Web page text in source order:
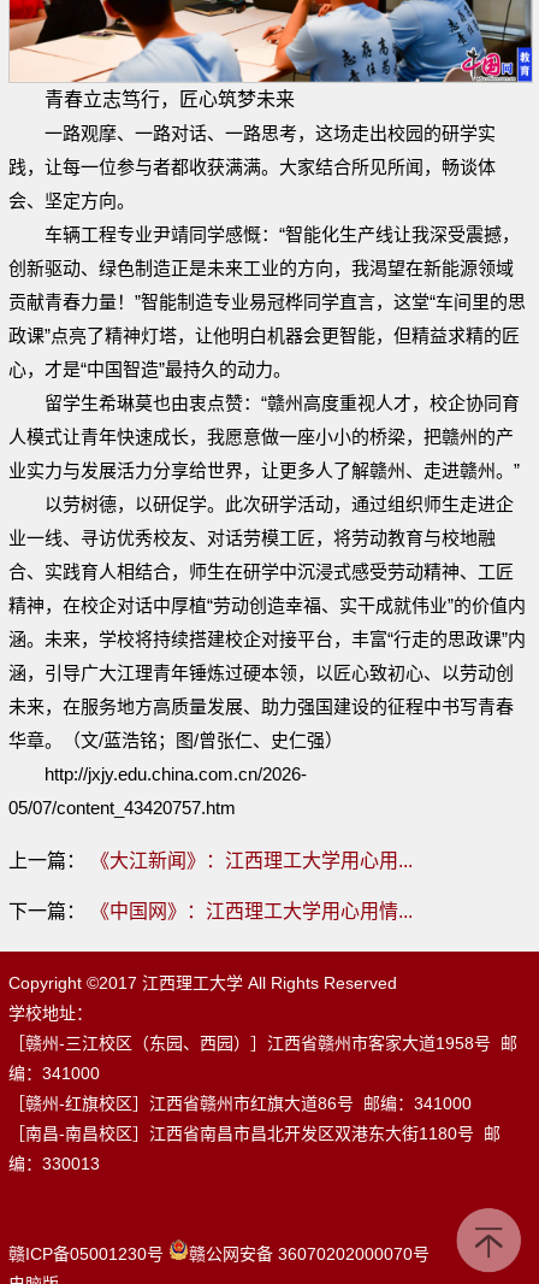
青春立志笃行，匠心筑梦未来
一路观摩、一路对话、一路思考，这场走出校园的研学实
践，让每一位参与者都收获满满。大家结合所见所闻，畅谈体
会、坚定方向。
车辆工程专业尹靖同学感慨：“智能化生产线让我深受震撼，
创新驱动、绿色制造正是未来工业的方向，我渴望在新能源领域
贡献青春力量！”智能制造专业易冠桦同学直言，这堂“车间里的思
政课”点亮了精神灯塔，让他明白机器会更智能，但精益求精的匠
心，才是“中国智造”最持久的动力。
留学生希琳莫也由衷点赞：“赣州高度重视人才，校企协同育
人模式让青年快速成长，我愿意做一座小小的桥梁，把赣州的产
业实力与发展活力分享给世界，让更多人了解赣州、走进赣州。”
以劳树德，以研促学。此次研学活动，通过组织师生走进企
业一线、寻访优秀校友、对话劳模工匠，将劳动教育与校地融
合、实践育人相结合，师生在研学中沉浸式感受劳动精神、工匠
精神，在校企对话中厚植“劳动创造幸福、实干成就伟业”的价值内
涵。未来，学校将持续搭建校企对接平台，丰富“行走的思政课”内
涵，引导广大江理青年锤炼过硬本领，以匠心致初心、以劳动创
未来，在服务地方高质量发展、助力强国建设的征程中书写青春
华章。（文/蓝浩铭；图/曾张仁、史仁强）
http://jxjy.edu.china.com.cn/2026-
05/07/content_43420757.htm
上一篇： 《大江新闻》：江西理工大学用心用...
下一篇： 《中国网》：江西理工大学用心用情...
Copyright ©2017 江西理工大学 All Rights Reserved
学校地址：
［赣州-三江校区（东园、西园）］江西省赣州市客家大道1958号 邮
编：341000
［赣州-红旗校区］江西省赣州市红旗大道86号 邮编：341000
［南昌-南昌校区］江西省南昌市昌北开发区双港东大街1180号 邮
编：330013
赣ICP备05001230号
赣公网安备 36070202000070号